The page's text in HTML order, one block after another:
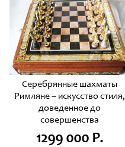
Серебрянные шахматы
Римляне – искусство стиля,
доведенное до
совершенства
1299 000 Р.